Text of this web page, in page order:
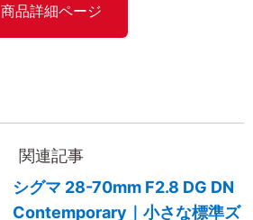
商品詳細ページ
関連記事
シグマ 28-70mm F2.8 DG DN
Contemporary｜小さな標準ズ